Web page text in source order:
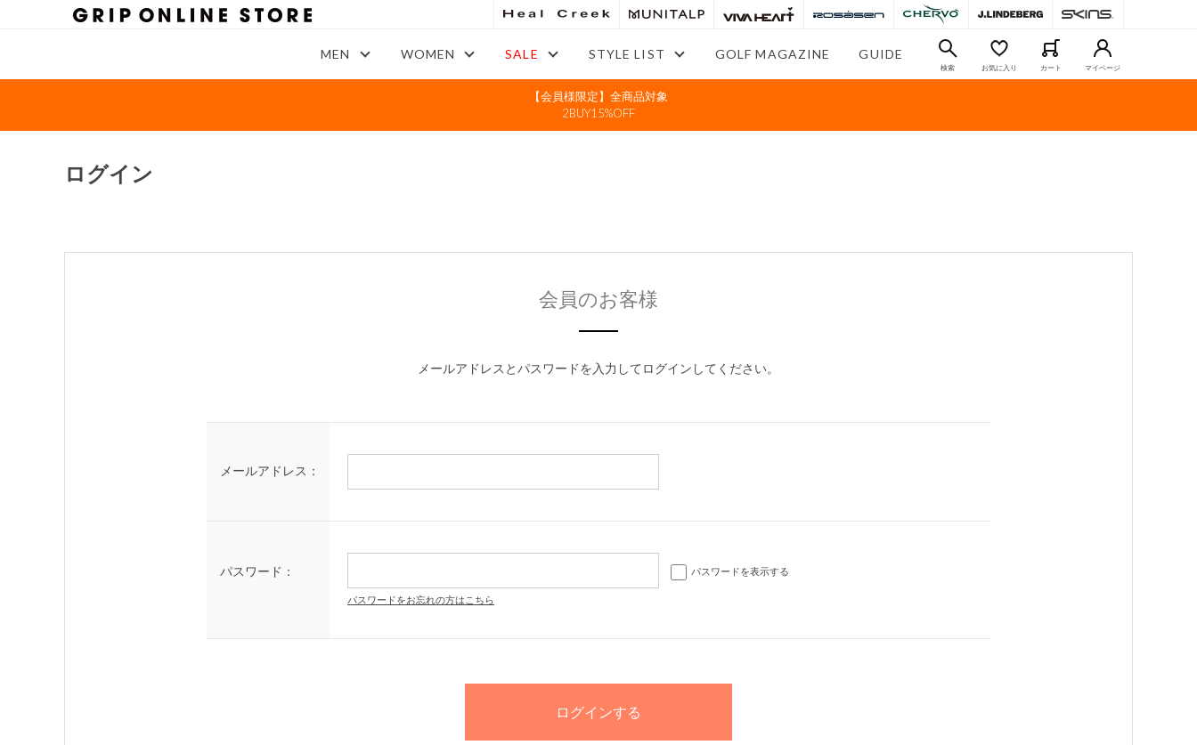
MEN WOMEN SALE STYLE LIST GOLF MAGAZINE GUIDE
検索 お気に入り カート マイページ
【会員様限定】全商品対象
2BUY15%OFF
ログイン
会員のお客様
メールアドレスとパスワードを入力してログインしてください。
メールアドレス：
パスワード： パスワードを表示する
パスワードをお忘れの方はこちら